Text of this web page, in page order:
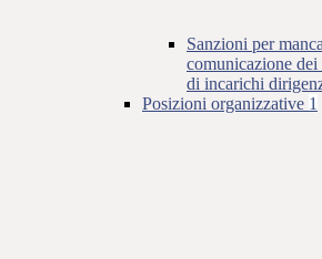
Sanzioni per
comunicazione
di incarichi
Posizioni organizzative 1